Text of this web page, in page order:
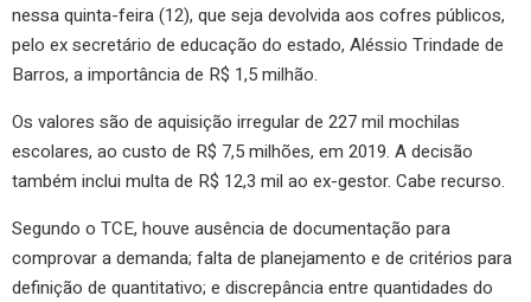
nessa quinta-feira (12), que seja devolvida aos cofres públicos,
pelo ex secretário de educação do estado, Aléssio Trindade de
Barros, a importância de R$ 1,5 milhão.
Os valores são de aquisição irregular de 227 mil mochilas
escolares, ao custo de R$ 7,5 milhões, em 2019. A decisão
também inclui multa de R$ 12,3 mil ao ex-gestor. Cabe recurso.
Segundo o TCE, houve ausência de documentação para
comprovar a demanda; falta de planejamento e de critérios para
definição de quantitativo; e discrepância entre quantidades do